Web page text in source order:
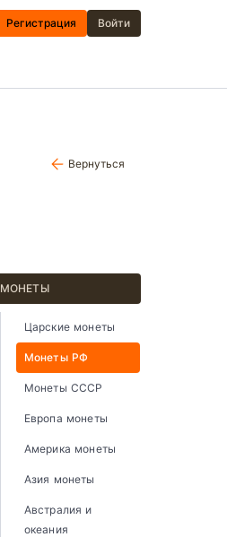
Регистрация Войти
Вернуться
МОНЕТЫ
Царские монеты
Монеты РФ
Монеты СССР
Европа монеты
Америка монеты
Азия монеты
Австралия и
океания